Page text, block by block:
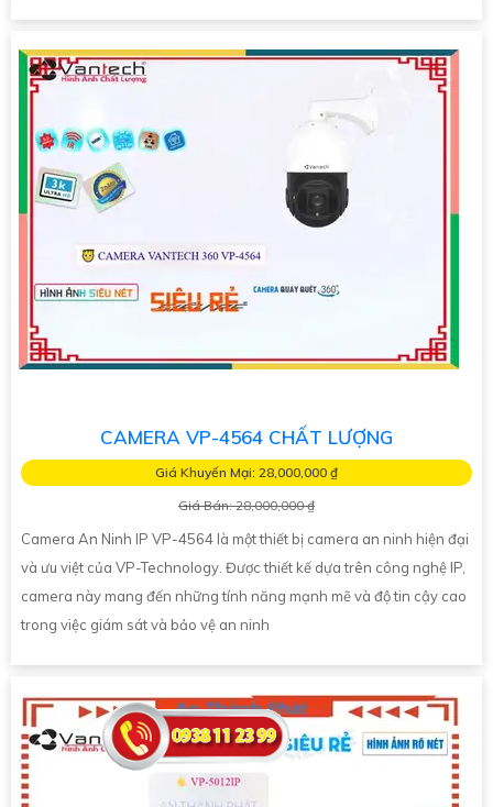
CAMERA VP-4564 CHẤT LƯỢNG
Giá Khuyến Mại: 28,000,000 ₫
Giá Bán: 28,000,000 ₫
Camera An Ninh IP VP-4564 là một thiết bị camera an ninh hiện đại
và ưu việt của VP-Technology. Được thiết kế dựa trên công nghệ IP,
camera này mang đến những tính năng mạnh mẽ và độ tin cậy cao
trong việc giám sát và bảo vệ an ninh